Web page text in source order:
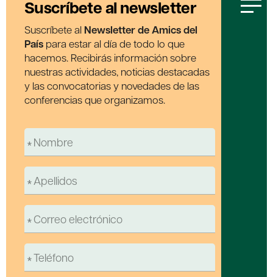
Suscríbete al newsletter
Suscríbete al Newsletter de Amics del
País para estar al día de todo lo que
hacemos. Recibirás información sobre
nuestras actividades, noticias destacadas
y las convocatorias y novedades de las
conferencias que organizamos.